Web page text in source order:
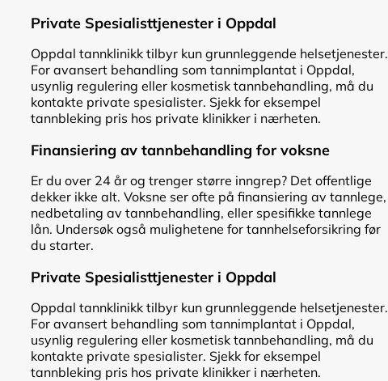
Private Spesialisttjenester i Oppdal
Oppdal tannklinikk tilbyr kun grunnleggende helsetjenester.
For avansert behandling som tannimplantat i Oppdal,
usynlig regulering eller kosmetisk tannbehandling, må du
kontakte private spesialister. Sjekk for eksempel
tannbleking pris hos private klinikker i nærheten.
Finansiering av tannbehandling for voksne
Er du over 24 år og trenger større inngrep? Det offentlige
dekker ikke alt. Voksne ser ofte på finansiering av tannlege,
nedbetaling av tannbehandling, eller spesifikke tannlege
lån. Undersøk også mulighetene for tannhelseforsikring før
du starter.
Private Spesialisttjenester i Oppdal
Oppdal tannklinikk tilbyr kun grunnleggende helsetjenester.
For avansert behandling som tannimplantat i Oppdal,
usynlig regulering eller kosmetisk tannbehandling, må du
kontakte private spesialister. Sjekk for eksempel
tannbleking pris hos private klinikker i nærheten.